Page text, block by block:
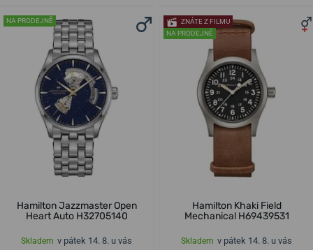
NA PRODEJNĚ
Hamilton Jazzmaster Open
Heart Auto H32705140
Skladem v pátek 14. 8. u vás
ZNÁTE Z FILMU
NA PRODEJNĚ
Hamilton Khaki Field
Mechanical H69439531
Skladem v pátek 14. 8. u vás